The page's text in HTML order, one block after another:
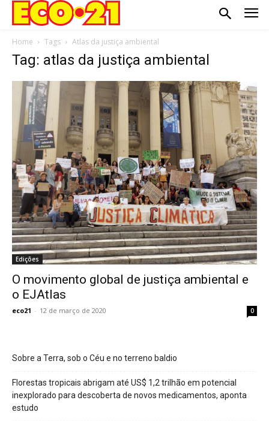
Home Tags Atlas da justiça ambiental
Tag: atlas da justiça ambiental
Edições
O movimento global de justiça ambiental e
o EJAtlas
eco21 - 12 de março de 2020 0
Sobre a Terra, sob o Céu e no terreno baldio
Florestas tropicais abrigam até US$ 1,2 trilhão em potencial
inexplorado para descoberta de novos medicamentos, aponta
estudo